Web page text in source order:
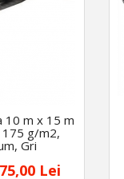
10 m x 15 m
g/m2,
Gri
Lei